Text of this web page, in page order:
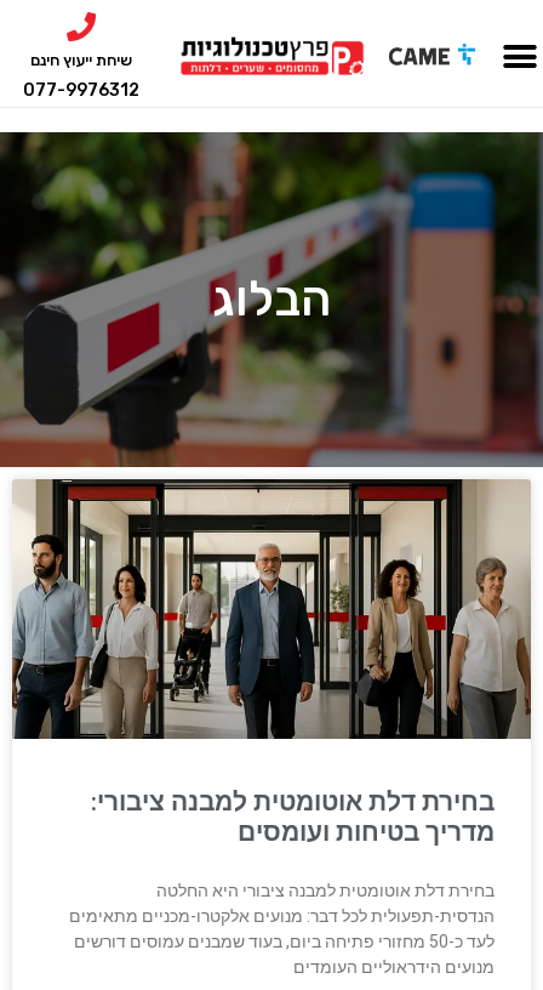
שיחת ייעוץ חינם
077-9976312
הבלוג
בחירת דלת אוטומטית למבנה ציבורי:
מדריך בטיחות ועומסים
בחירת דלת אוטומטית למבנה ציבורי היא החלטה
הנדסית-תפעולית לכל דבר: מנועים אלקטרו-מכניים מתאימים
לעד כ-50 מחזורי פתיחה ביום, בעוד שמבנים עמוסים דורשים
מנועים הידראוליים העומדים